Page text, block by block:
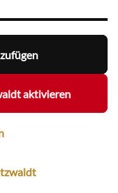
aktivieren